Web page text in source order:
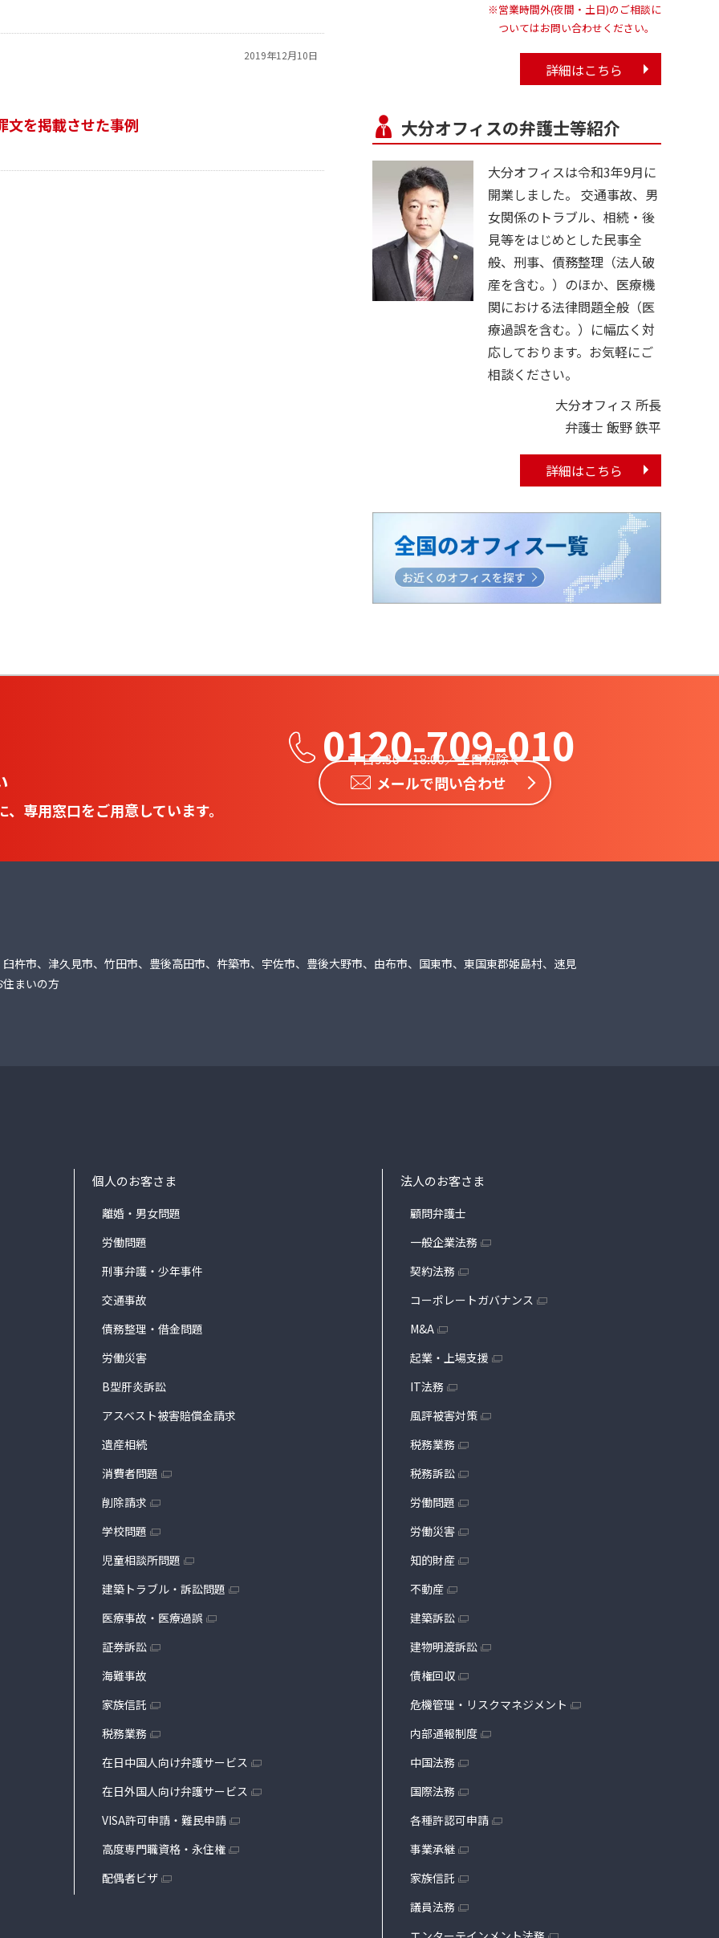
2019年12月10日
文を掲載させた事例
※営業時間外(夜間・土日)のご相談に
ついてはお問い合わせください。
詳細はこちら
大分オフィスの弁護士等紹介
大分オフィスは令和3年9月に
開業しました。 交通事故、男
女関係のトラブル、相続・後
見等をはじめとした民事全
般、刑事、債務整理（法人破
産を含む。）のほか、医療機
関における法律問題全般（医
療過誤を含む。）に幅広く対
応しております。お気軽にご
相談ください。
大分オフィス 所長
弁護士 飯野 鉄平
詳細はこちら
専用窓口をご用意しています。
0120-709-010
平日9:30〜18:00／土日祝除く
メールで問い合わせ
杵市、津久見市、竹田市、豊後高田市、杵築市、宇佐市、豊後大野市、由布市、国東市、東国東郡姫島村、速見
まいの方
個人のお客さま
離婚・男女問題
労働問題
刑事弁護・少年事件
交通事故
債務整理・借金問題
労働災害
B型肝炎訴訟
アスベスト被害賠償金請求
遺産相続
消費者問題
削除請求
学校問題
児童相談所問題
建築トラブル・訴訟問題
医療事故・医療過誤
証券訴訟
海難事故
家族信託
税務業務
在日中国人向け弁護サービス
在日外国人向け弁護サービス
VISA許可申請・難民申請
高度専門職資格・永住権
配偶者ビザ
法人のお客さま
顧問弁護士
一般企業法務
契約法務
コーポレートガバナンス
M&A
起業・上場支援
IT法務
風評被害対策
税務業務
税務訴訟
労働問題
労働災害
知的財産
不動産
建築訴訟
建物明渡訴訟
債権回収
危機管理・リスクマネジメント
内部通報制度
中国法務
国際法務
各種許認可申請
事業承継
家族信託
議員法務